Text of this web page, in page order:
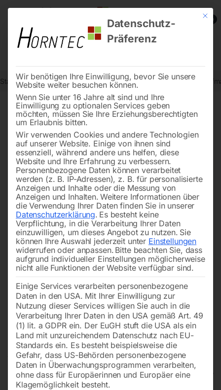
0
Start Holzbearbeitung Schleifmaschinen für Holz
Mit
Datenschutz-
Präferenz
Wir benötigen Ihre Einwilligung, bevor Sie unsere
Website weiter besuchen können.
Wenn Sie unter 16 Jahre alt sind und Ihre
Einwilligung zu optionalen Services geben
möchten, müssen Sie Ihre Erziehungsberechtigten
um Erlaubnis bitten.
Wir verwenden Cookies und andere Technologien
auf unserer Website. Einige von ihnen sind
essenziell, während andere uns helfen, diese
Website und Ihre Erfahrung zu verbessern.
Personenbezogene Daten können verarbeitet
werden (z. B. IP-Adressen), z. B. für personalisierte
Anzeigen und Inhalte oder die Messung von
Anzeigen und Inhalten. Weitere Informationen über
die Verwendung Ihrer Daten finden Sie in unserer
Datenschutzerklärung. Es besteht keine
Verpflichtung, in die Verarbeitung Ihrer Daten
einzuwilligen, um dieses Angebot zu nutzen. Sie
können Ihre Auswahl jederzeit unter Einstellungen
widerrufen oder anpassen. Bitte beachten Sie, dass
aufgrund individueller Einstellungen möglicherweise
nicht alle Funktionen der Website verfügbar sind.
Einige Services verarbeiten personenbezogene
Daten in den USA. Mit Ihrer Einwilligung zur
Nutzung dieser Services willigen Sie auch in die
Verarbeitung Ihrer Daten in den USA gemäß Art. 49
(1) lit. a GDPR ein. Der EuGH stuft die USA als ein
Land mit unzureichendem Datenschutz nach EU-
Standards ein. Es besteht beispielsweise die
Gefahr, dass US-Behörden personenbezogene
Daten in Überwachungsprogrammen verarbeiten,
ohne dass für Europäerinnen und Europäer eine
Klagemöglichkeit besteht.